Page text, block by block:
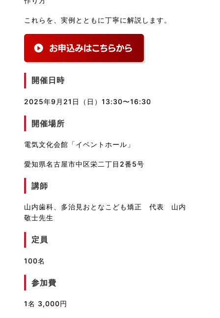
これらを、実例とともに丁寧に解説します。
開催日時
2025年9月21日（日）13:30〜16:30
開催場所
電気文化会館「イベントホール」
愛知県名古屋市中区栄二丁目2番5号
講師
山内歯科、多治見おとなこども矯正 代表 山内
敬士先生
定員
100名
参加費
1名 3,000円